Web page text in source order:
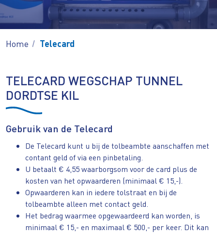
Home Telecard
TELECARD WEGSCHAP TUNNEL
DORDTSE KIL
Gebruik van de Telecard
De Telecard kunt u bij de tolbeambte aanschaffen met
contant geld of via een pinbetaling.
U betaalt € 4,55 waarborgsom voor de card plus de
kosten van het opwaarderen (minimaal € 15,-).
Opwaarderen kan in iedere tolstraat en bij de
tolbeambte alleen met contact geld.
Het bedrag waarmee opgewaardeerd kan worden, is
minimaal € 15,- en maximaal € 500,- per keer. Dit kan